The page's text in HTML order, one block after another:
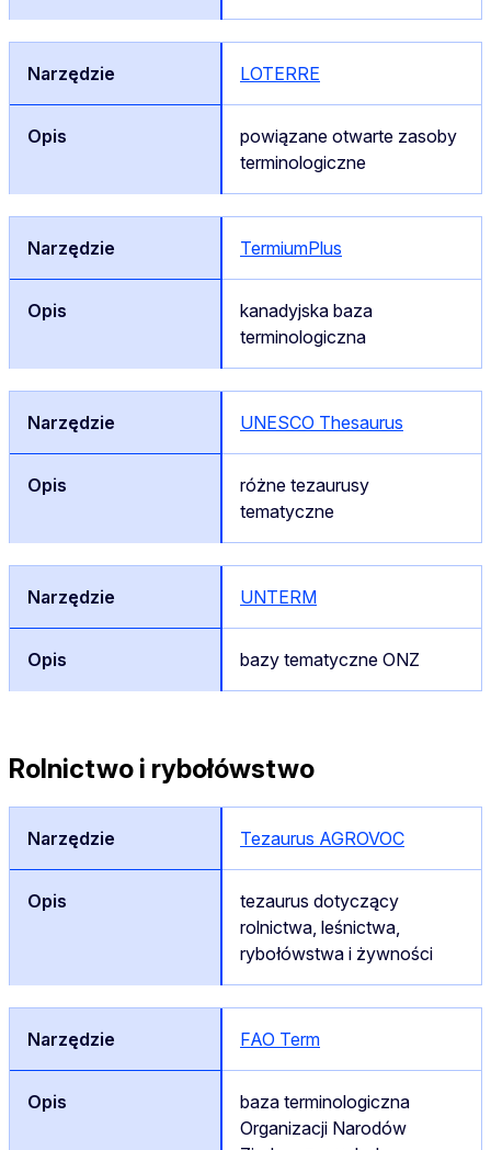
LOTERRE
powiązane otwarte zasoby
terminologiczne
TermiumPlus
kanadyjska baza
terminologiczna
UNESCO Thesaurus
różne tezaurusy
tematyczne
UNTERM
bazy tematyczne ONZ
Rolnictwo i rybołówstwo
Tezaurus AGROVOC
tezaurus dotyczący
rolnictwa, leśnictwa,
rybołówstwa i żywności
FAO Term
baza terminologiczna
Organizacji Narodów